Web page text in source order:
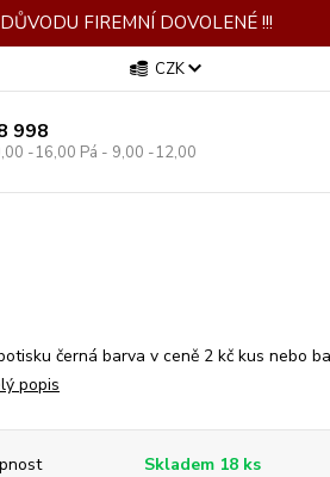
FIREMNÍ DOVOLENÉ !!!
CZK
998
-16,00 Pá - 9,00 -12,00
černá barva v ceně 2 kč kus nebo
popis
Skladem 18 ks